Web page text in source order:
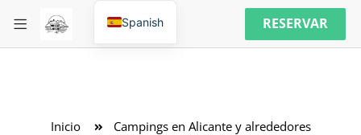
RESERVAR
Inicio Campings en Alicante y alrededores
Spanish